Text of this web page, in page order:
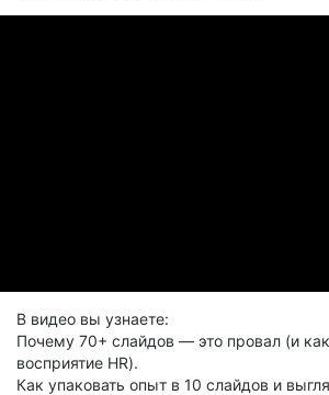
В видео вы узнаете:
Почему 70+ слайдов — это провал (и
восприятие HR).
Как упаковать опыт в 10 слайдов и